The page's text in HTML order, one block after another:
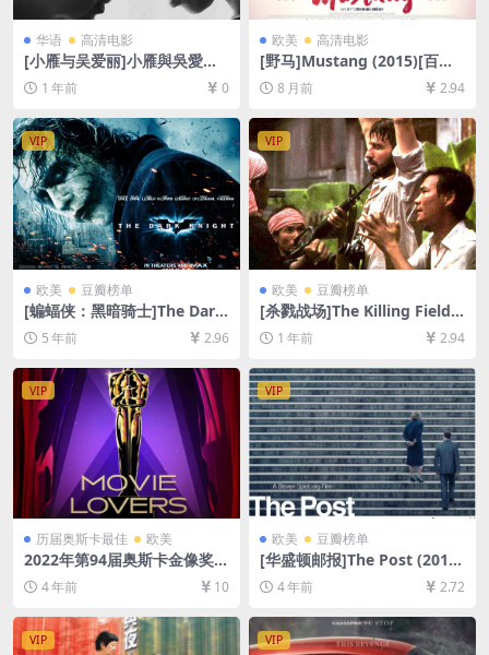
华语 高清电影
[小雁与吴爱丽]小雁與吳愛麗
(2024)[百度网盘+夸克网盘10
80P超清未删减资源][网盘在
线播放/下载][MP4/7.5GB][中
文字幕]
1 年前 0
欧美 高清电影
[野马]Mustang (2015)[百度
网盘+夸克网盘1080P超清未
删减资源][网盘在线播放/下
载][MP4/7GB][中文字幕]
8 月前 2.94
VIP
欧美 豆瓣榜单
[蝙蝠侠：黑暗骑士]The Dark
Knight (2008)[百度网盘+迅
雷云盘资源1080P超清未删减]
5 年前 2.96
VIP
欧美 豆瓣榜单
[杀戮战场]The Killing Fields
(1984)[百度网盘+夸克网盘10
80P超清未删减资源][网盘在
英字幕]
1 年前 2.94
VIP
历届奥斯卡最佳 欧美
2022年第94届奥斯卡金像奖-
电影篇合集[百度网盘资源108
0P超清未删减][MP4/104GB]
[中英/中文字幕]
4 年前 10
VIP
欧美 豆瓣榜单
[华盛顿邮报]The Post (2017)
[百度网盘+迅雷云盘资源1080
P超清未删减][MP4/7.4GB][中
英字幕]
4 年前 2.72
VIP VIP